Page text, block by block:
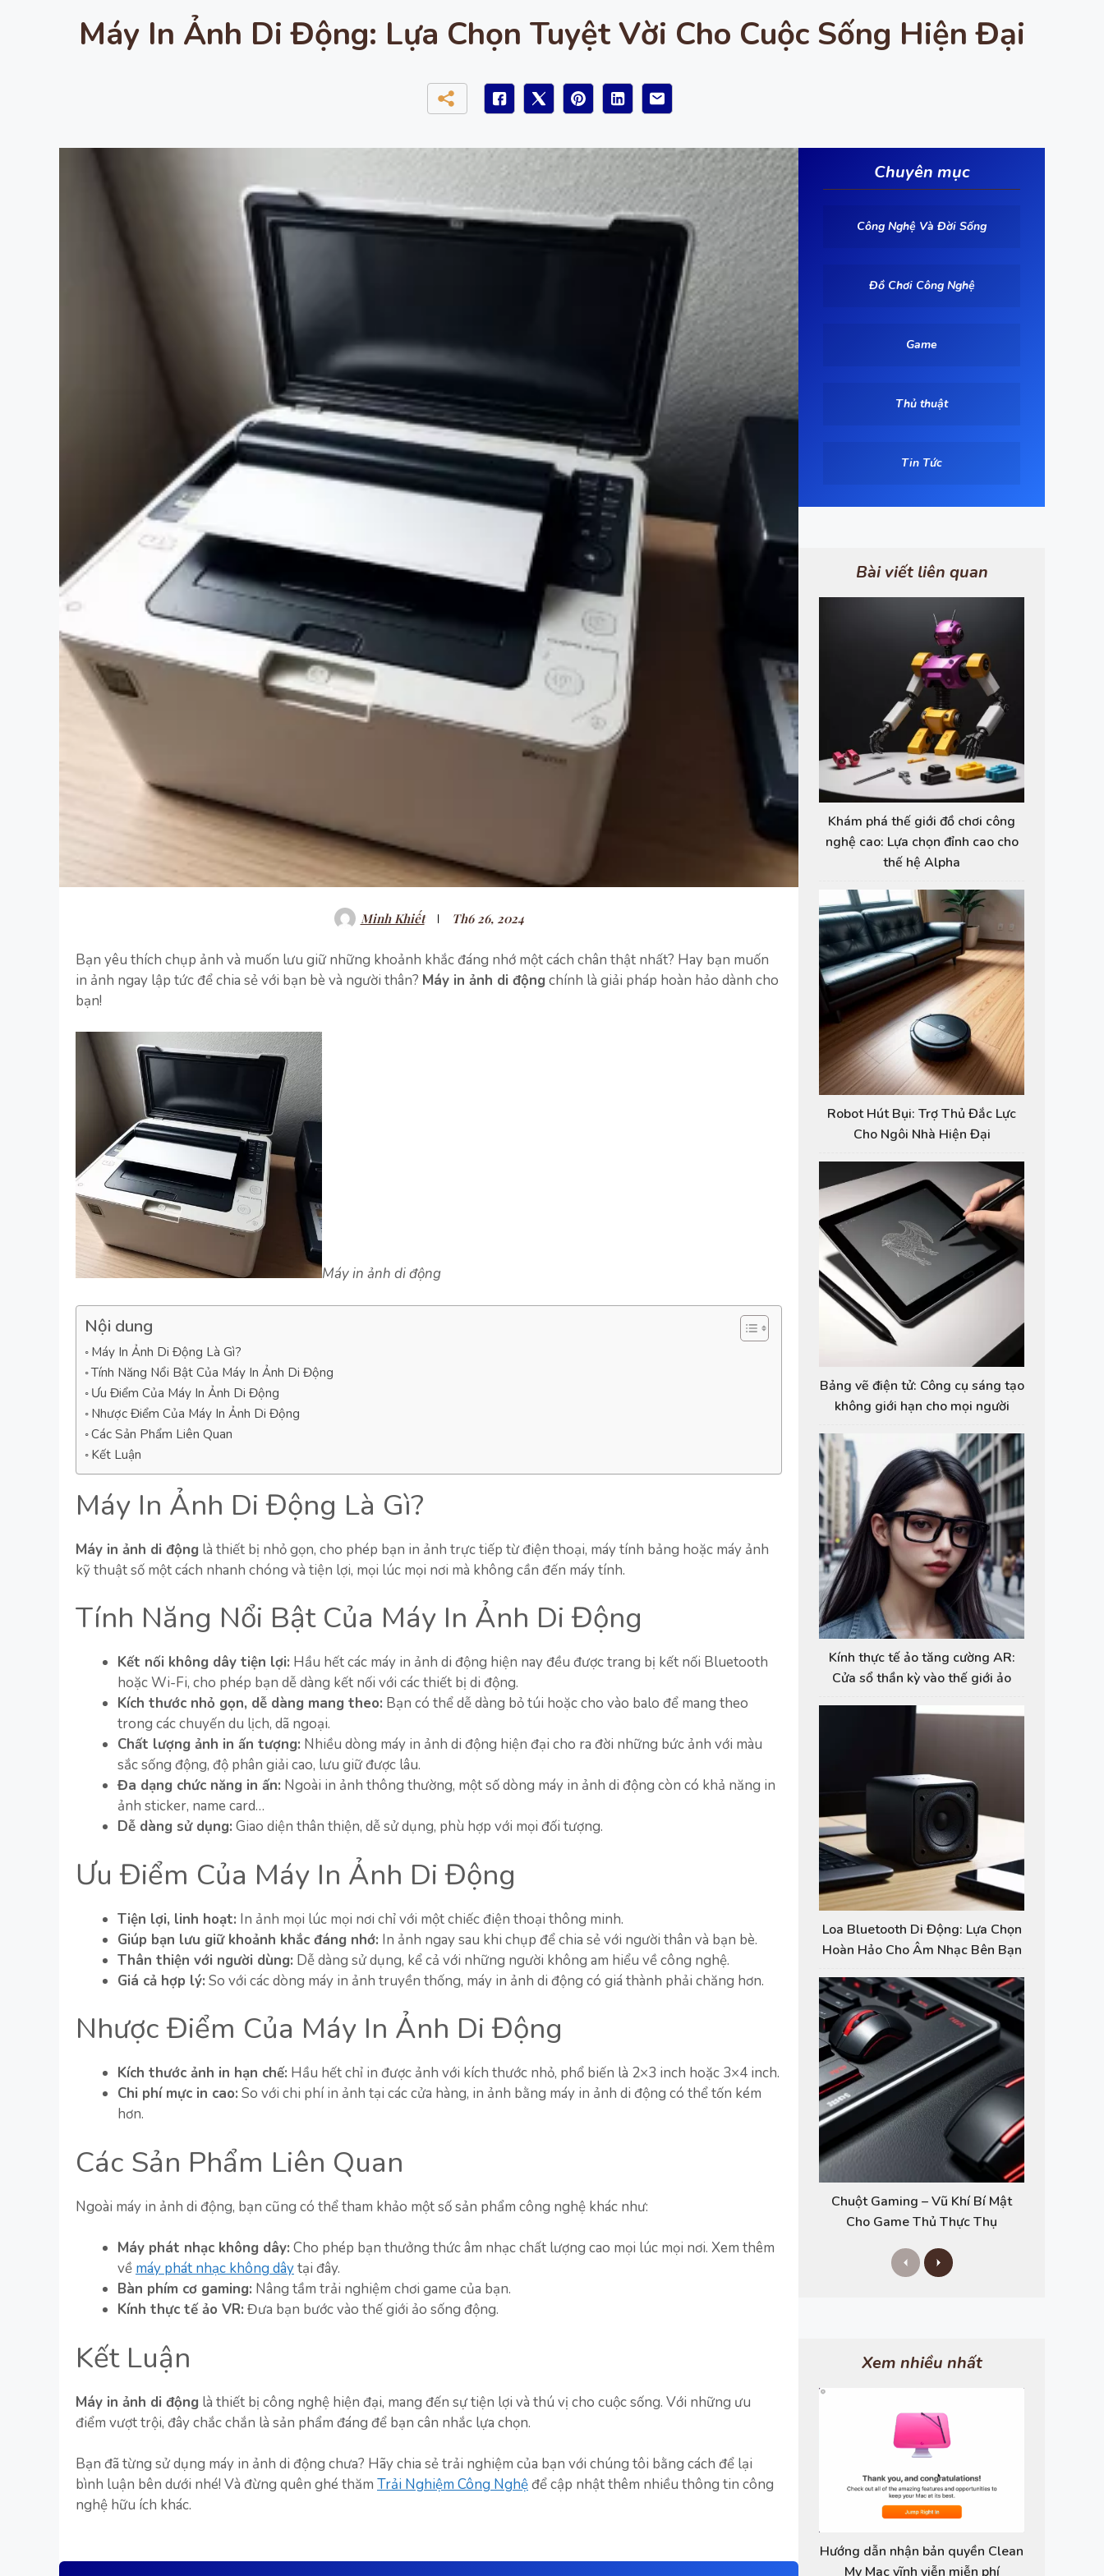
Máy In Ảnh Di Động: Lựa Chọn Tuyệt Vời Cho Cuộc Sống Hiện Đại
Minh Khiết Th6 26, 2024
Bạn yêu thích chụp ảnh và muốn lưu giữ những khoảnh khắc đáng nhớ một cách chân thật nhất? Hay bạn muốn
in ảnh ngay lập tức để chia sẻ với bạn bè và người thân? Máy in ảnh di động chính là giải pháp hoàn hảo dành cho
bạn!
Máy in ảnh di động
Nội dung
Máy In Ảnh Di Động Là Gì?
Tính Năng Nổi Bật Của Máy In Ảnh Di Động
Ưu Điểm Của Máy In Ảnh Di Động
Nhược Điểm Của Máy In Ảnh Di Động
Các Sản Phẩm Liên Quan
Kết Luận
Máy In Ảnh Di Động Là Gì?
Máy in ảnh di động là thiết bị nhỏ gọn, cho phép bạn in ảnh trực tiếp từ điện thoại, máy tính bảng hoặc máy ảnh
kỹ thuật số một cách nhanh chóng và tiện lợi, mọi lúc mọi nơi mà không cần đến máy tính.
Tính Năng Nổi Bật Của Máy In Ảnh Di Động
Kết nối không dây tiện lợi: Hầu hết các máy in ảnh di động hiện nay đều được trang bị kết nối Bluetooth
hoặc Wi-Fi, cho phép bạn dễ dàng kết nối với các thiết bị di động.
Kích thước nhỏ gọn, dễ dàng mang theo: Bạn có thể dễ dàng bỏ túi hoặc cho vào balo để mang theo
trong các chuyến du lịch, dã ngoại.
Chất lượng ảnh in ấn tượng: Nhiều dòng máy in ảnh di động hiện đại cho ra đời những bức ảnh với màu
sắc sống động, độ phân giải cao, lưu giữ được lâu.
Đa dạng chức năng in ấn: Ngoài in ảnh thông thường, một số dòng máy in ảnh di động còn có khả năng in
ảnh sticker, name card…
Dễ dàng sử dụng: Giao diện thân thiện, dễ sử dụng, phù hợp với mọi đối tượng.
Ưu Điểm Của Máy In Ảnh Di Động
Tiện lợi, linh hoạt: In ảnh mọi lúc mọi nơi chỉ với một chiếc điện thoại thông minh.
Giúp bạn lưu giữ khoảnh khắc đáng nhớ: In ảnh ngay sau khi chụp để chia sẻ với người thân và bạn bè.
Thân thiện với người dùng: Dễ dàng sử dụng, kể cả với những người không am hiểu về công nghệ.
Giá cả hợp lý: So với các dòng máy in ảnh truyền thống, máy in ảnh di động có giá thành phải chăng hơn.
Nhược Điểm Của Máy In Ảnh Di Động
Kích thước ảnh in hạn chế: Hầu hết chỉ in được ảnh với kích thước nhỏ, phổ biến là 2×3 inch hoặc 3×4 inch.
Chi phí mực in cao: So với chi phí in ảnh tại các cửa hàng, in ảnh bằng máy in ảnh di động có thể tốn kém
hơn.
Các Sản Phẩm Liên Quan
Ngoài máy in ảnh di động, bạn cũng có thể tham khảo một số sản phẩm công nghệ khác như:
Máy phát nhạc không dây: Cho phép bạn thưởng thức âm nhạc chất lượng cao mọi lúc mọi nơi. Xem thêm
về máy phát nhạc không dâytại đây.
Bàn phím cơ gaming: Nâng tầm trải nghiệm chơi game của bạn.
Kính thực tế ảo VR: Đưa bạn bước vào thế giới ảo sống động.
Kết Luận
Máy in ảnh di động là thiết bị công nghệ hiện đại, mang đến sự tiện lợi và thú vị cho cuộc sống. Với những ưu
điểm vượt trội, đây chắc chắn là sản phẩm đáng để bạn cân nhắc lựa chọn.
Bạn đã từng sử dụng máy in ảnh di động chưa? Hãy chia sẻ trải nghiệm của bạn với chúng tôi bằng cách để lại
bình luận bên dưới nhé! Và đừng quên ghé thăm Trải Nghiệm Công Nghệđể cập nhật thêm nhiều thông tin công
nghệ hữu ích khác.
Chuyên mục
Công Nghệ Và Đời Sống
Đồ Chơi Công Nghệ
Game
Thủ thuật
Tin Tức
Bài viết liên quan
Khám phá thế giới đồ chơi công
nghệ cao: Lựa chọn đỉnh cao cho
thế hệ Alpha
Robot Hút Bụi: Trợ Thủ Đắc Lực
Cho Ngôi Nhà Hiện Đại
Bảng vẽ điện tử: Công cụ sáng tạo
không giới hạn cho mọi người
Kính thực tế ảo tăng cường AR:
Cửa sổ thần kỳ vào thế giới ảo
Loa Bluetooth Di Động: Lựa Chọn
Hoàn Hảo Cho Âm Nhạc Bên Bạn
Chuột Gaming – Vũ Khí Bí Mật
Cho Game Thủ Thực Thụ
P
r
s
N
e
Xem nhiều nhất
Hướng dẫn nhận bản quyền Clean
My Mac vĩnh viễn miễn phí